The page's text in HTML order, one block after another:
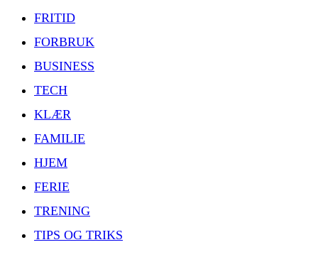
FRITID
FORBRUK
BUSINESS
TECH
KLÆR
FAMILIE
HJEM
FERIE
TRENING
TIPS OG TRIKS